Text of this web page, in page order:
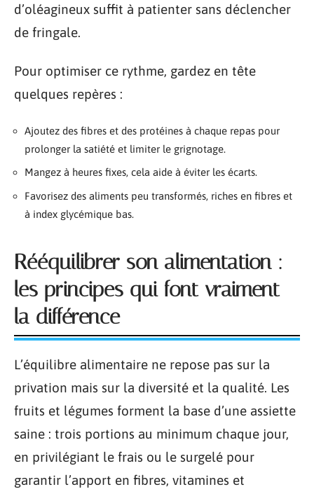
d’oléagineux suffit à patienter sans déclencher
de fringale.
Pour optimiser ce rythme, gardez en tête
quelques repères :
Ajoutez des fibres et des protéines à chaque repas pour
prolonger la satiété et limiter le grignotage.
Mangez à heures fixes, cela aide à éviter les écarts.
Favorisez des aliments peu transformés, riches en fibres et
à index glycémique bas.
Rééquilibrer son alimentation :
les principes qui font vraiment
la différence
L’équilibre alimentaire ne repose pas sur la
privation mais sur la diversité et la qualité. Les
fruits et légumes forment la base d’une assiette
saine : trois portions au minimum chaque jour,
en privilégiant le frais ou le surgelé pour
garantir l’apport en fibres, vitamines et